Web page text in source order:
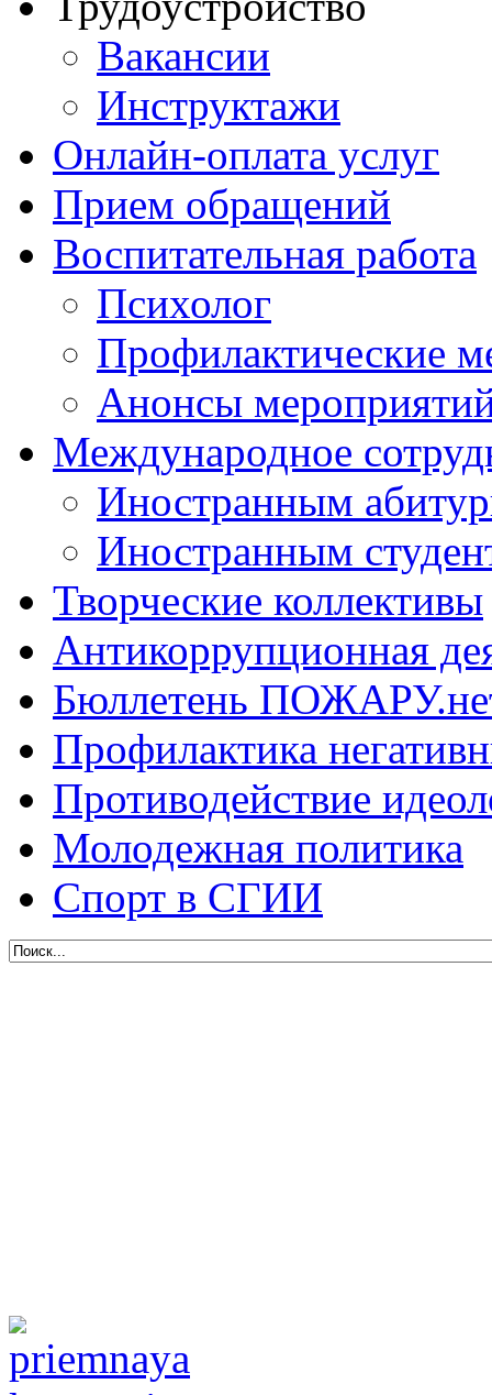
Вакансии
Инструктажи
Онлайн-оплата услуг
Прием обращений
Воспитательная работа
Психолог
Профилактические
Анонсы
Международное
Иностранным
Иностранным
Творческие коллективы
Антикоррупционная
Бюллетень
Профилактика
Противодействие
Молодежная политика
Спорт в СГИИ